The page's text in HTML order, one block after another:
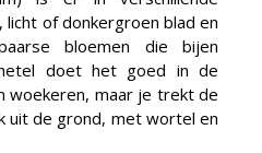
of donkergroen blad en
bloemen die bijen
doet het goed in de
woekeren, maar je trekt de
uit de grond, met wortel en